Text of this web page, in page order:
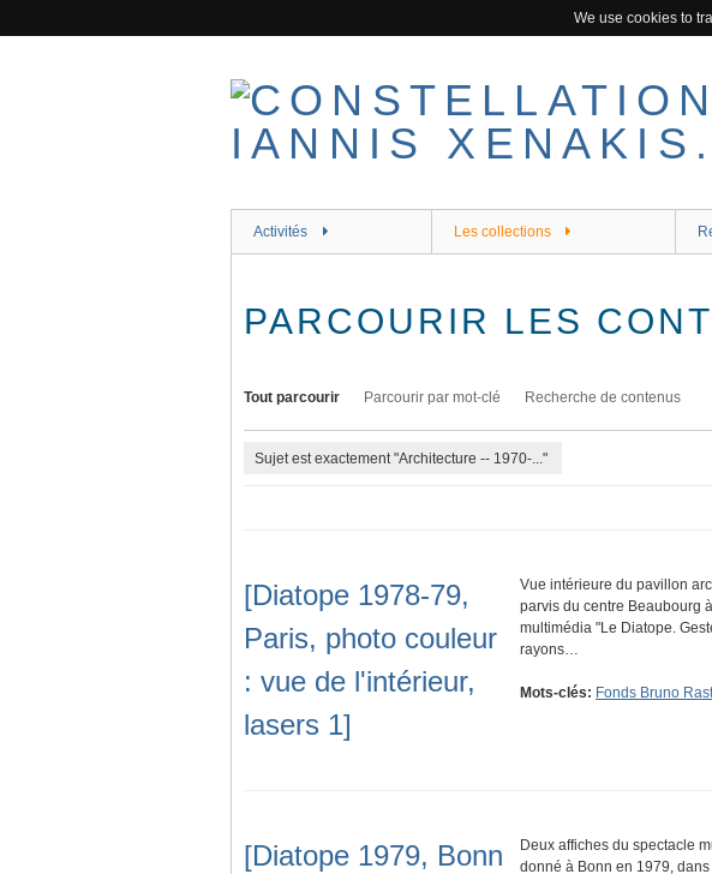
We use cookies to
Activités Les collections
PARCOURIR LES
Tout parcourir Parcourir par mot-clé Recherche de contenus
Sujet est exactement "Architecture -- 1970-..."
[Diatope 1978-79,
Paris, photo couleur
: vue de l'intérieur,
lasers 1]
Vue intérieure du pavillon
parvis du centre Beaubourg
multimédia "Le Diatope.
rayons…
Mots-clés: Fonds Bruno
[Diatope 1979, Bonn
Deux affiches du spectacle
donné à Bonn en 1979,